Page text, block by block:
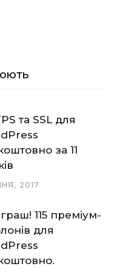
та SSL для
за 11
2017
115 преміум-
для